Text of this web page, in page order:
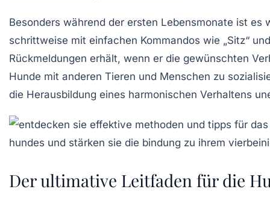
Besonders während der ersten Lebensmonate ist
schrittweise mit einfachen Kommandos wie „Sitz“
Rückmeldungen erhält, wenn er die gewünschten
Hunde mit anderen Tieren und Menschen zu
die Herausbildung eines harmonischen Verhaltens
Der ultimative Leitfaden für die